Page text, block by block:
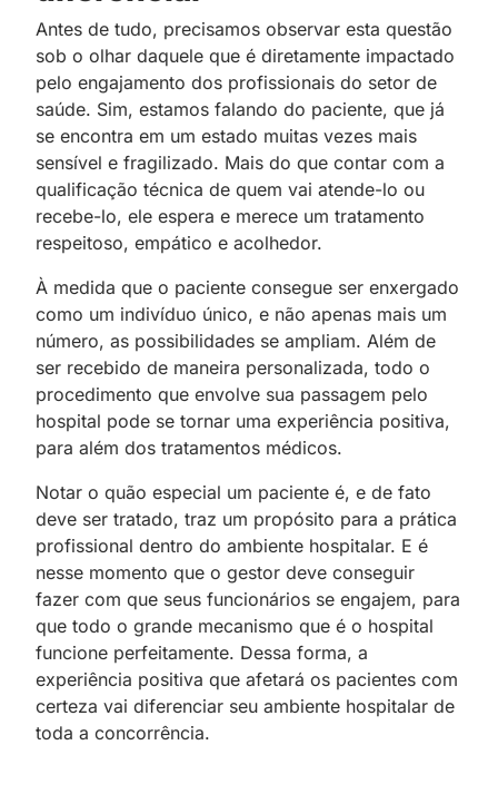
Antes de tudo, precisamos observar esta questão
sob o olhar daquele que é diretamente impactado
pelo engajamento dos profissionais do setor de
saúde. Sim, estamos falando do paciente, que já
se encontra em um estado muitas vezes mais
sensível e fragilizado. Mais do que contar com a
qualificação técnica de quem vai atende-lo ou
recebe-lo, ele espera e merece um tratamento
respeitoso, empático e acolhedor.
À medida que o paciente consegue ser enxergado
como um indivíduo único, e não apenas mais um
número, as possibilidades se ampliam. Além de
ser recebido de maneira personalizada, todo o
procedimento que envolve sua passagem pelo
hospital pode se tornar uma experiência positiva,
para além dos tratamentos médicos.
Notar o quão especial um paciente é, e de fato
deve ser tratado, traz um propósito para a prática
profissional dentro do ambiente hospitalar. E é
nesse momento que o gestor deve conseguir
fazer com que seus funcionários se engajem, para
que todo o grande mecanismo que é o hospital
funcione perfeitamente. Dessa forma, a
experiência positiva que afetará os pacientes com
certeza vai diferenciar seu ambiente hospitalar de
toda a concorrência.